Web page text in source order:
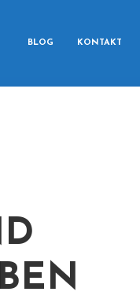
BLOG KONTAKT